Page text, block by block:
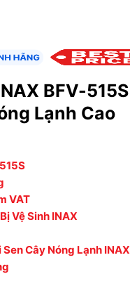
BFV-515S
Lạnh Cao
VAT
Vệ Sinh INAX
Sen Cây Nóng Lạnh INAX